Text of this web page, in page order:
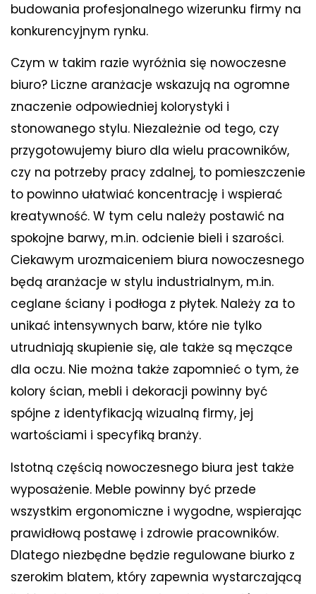
budowania profesjonalnego wizerunku firmy na
konkurencyjnym rynku.
Czym w takim razie wyróżnia się nowoczesne
biuro? Liczne aranżacje wskazują na ogromne
znaczenie odpowiedniej kolorystyki i
stonowanego stylu. Niezależnie od tego, czy
przygotowujemy biuro dla wielu pracowników,
czy na potrzeby pracy zdalnej, to pomieszczenie
to powinno ułatwiać koncentrację i wspierać
kreatywność. W tym celu należy postawić na
spokojne barwy, m.in. odcienie bieli i szarości.
Ciekawym urozmaiceniem biura nowoczesnego
będą aranżacje w stylu industrialnym, m.in.
ceglane ściany i podłoga z płytek. Należy za to
unikać intensywnych barw, które nie tylko
utrudniają skupienie się, ale także są męczące
dla oczu. Nie można także zapomnieć o tym, że
kolory ścian, mebli i dekoracji powinny być
spójne z identyfikacją wizualną firmy, jej
wartościami i specyfiką branży.
Istotną częścią nowoczesnego biura jest także
wyposażenie. Meble powinny być przede
wszystkim ergonomiczne i wygodne, wspierając
prawidłową postawę i zdrowie pracowników.
Dlatego niezbędne będzie regulowane biurko z
szerokim blatem, który zapewnia wystarczającą